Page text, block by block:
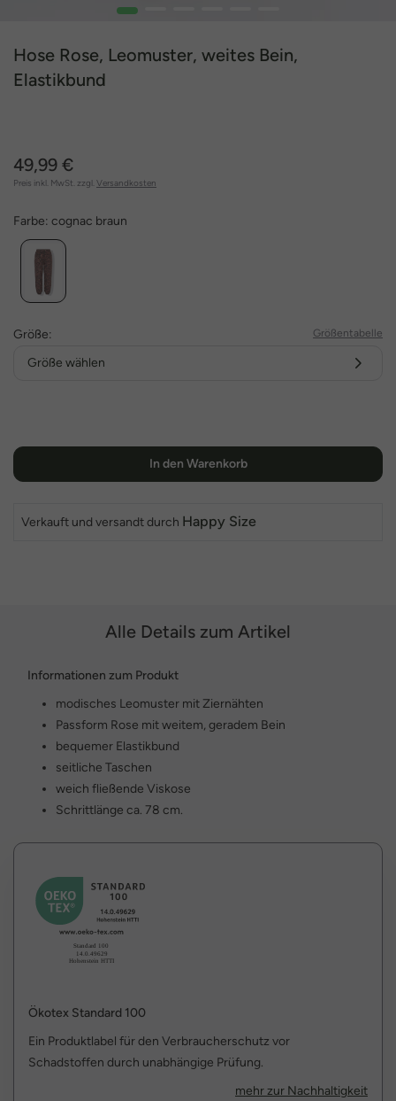
1
Hose Rose, Leomuster, weites Bein,
Elastikbund
49,99 €
Preis inkl. MwSt. zzgl. Versandkosten
Farbe: cognac braun
Größe: Größentabelle
Größe wählen
In den Warenkorb
Verkauft und versandt durch Happy Size
Alle Details zum Artikel
Informationen zum Produkt
modisches Leomuster mit Ziernähten
Passform Rose mit weitem, geradem Bein
bequemer Elastikbund
seitliche Taschen
weich fließende Viskose
Schrittlänge ca. 78 cm.
Ökotex Standard 100
Ein Produktlabel für den Verbraucherschutz vor
Schadstoffen durch unabhängige Prüfung.
mehr zur Nachhaltigkeit